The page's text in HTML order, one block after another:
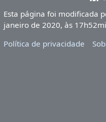
Esta página foi modificada
janeiro de 2020, às
Política de privacidade